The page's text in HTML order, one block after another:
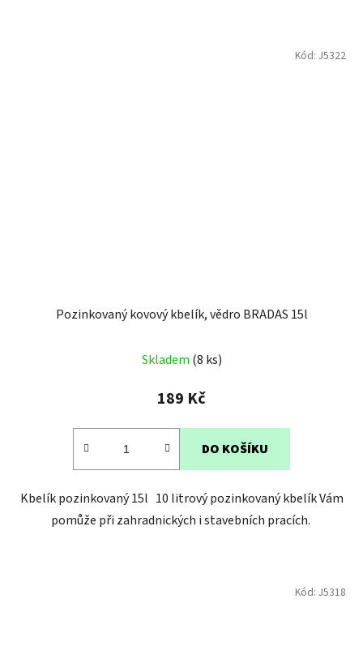
Pozinkovaný kovový kbelík, vědro BRADAS 15l
Skladem (8 ks)
189 Kč
DO KOŠÍKU
Kbelík pozinkovaný 15l 10 litrový pozinkovaný kbelík Vám
pomůže při zahradnických i stavebních pracích.
Kód: J5322
Kód: J5318